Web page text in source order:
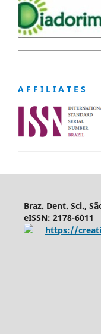
A F F I L I A T E S
Braz. Dent. Sci.,
eISSN: 2178-6011
https://